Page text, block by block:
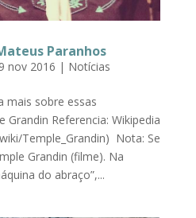
Paranhos
nov 2016 | Notícias
mais sobre essas
Referencia: Wikipedia
Temple_Grandin) Nota: Se
Grandin (filme). Na
do abraço”,...